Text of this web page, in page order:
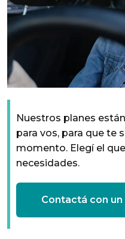
Nuestros planes
para vos, para que te
momento. Elegí el
necesidades.
Contactá con un